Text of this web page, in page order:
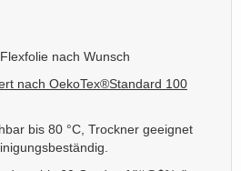
nach Wunsch
nach OekoTex®Standard 100
bis 80 °C, Trockner geeignet